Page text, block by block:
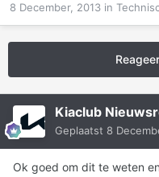
8 December, 2013 in
Kiaclub
Geplaatst 8
Ok goed om dit te weten